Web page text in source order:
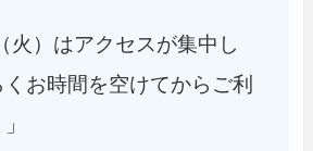
火）はアクセスが集中し
くお時間を空けてからご利